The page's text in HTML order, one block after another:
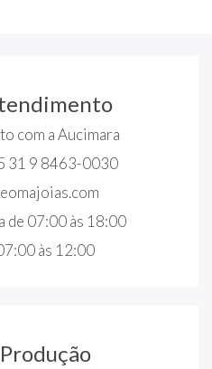
com a Aucimara
31 9 8463-0030
de 07:00 às 18:00
às 12:00